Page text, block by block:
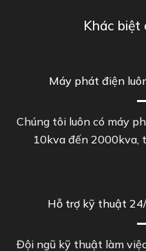
Khác biệt
Máy phát điện
Chúng tôi luôn có máy
10kva đến 2000kva,
Hỗ trợ kỹ thuật
Đội ngũ kỹ thuật làm